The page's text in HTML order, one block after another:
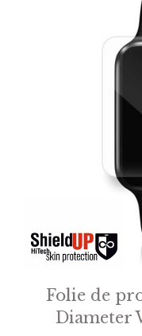
Folie de
Diameter